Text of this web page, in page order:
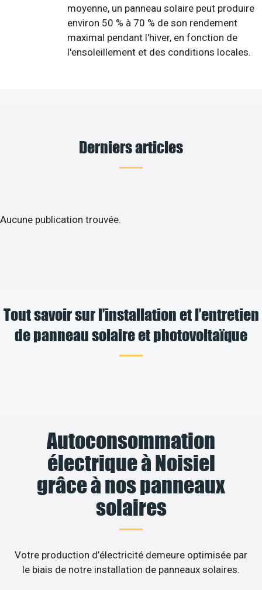
moyenne, un panneau solaire peut produire
environ 50 % à 70 % de son rendement
maximal pendant l'hiver, en fonction de
l'ensoleillement et des conditions locales.
Derniers articles
Aucune publication trouvée.
Tout savoir sur l’installation et l’entretien
de panneau solaire et photovoltaïque
Autoconsommation
électrique à Noisiel
grâce à nos panneaux
solaires
Votre production d’électricité demeure optimisée par
le biais de notre installation de panneaux solaires.